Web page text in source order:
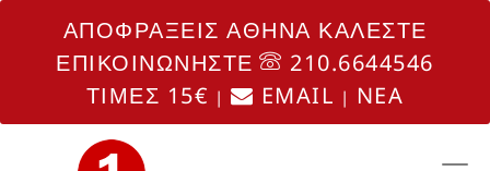
ΑΠΟΦΡΑΞΕΙΣ ΑΘΗΝΑ ΚΑΛΕΣΤΕ
ΕΠΙΚΟΙΝΩΝΗΣΤΕ
210.6644546
ΤΙΜΕΣ 15€ | EMAIL | NEA